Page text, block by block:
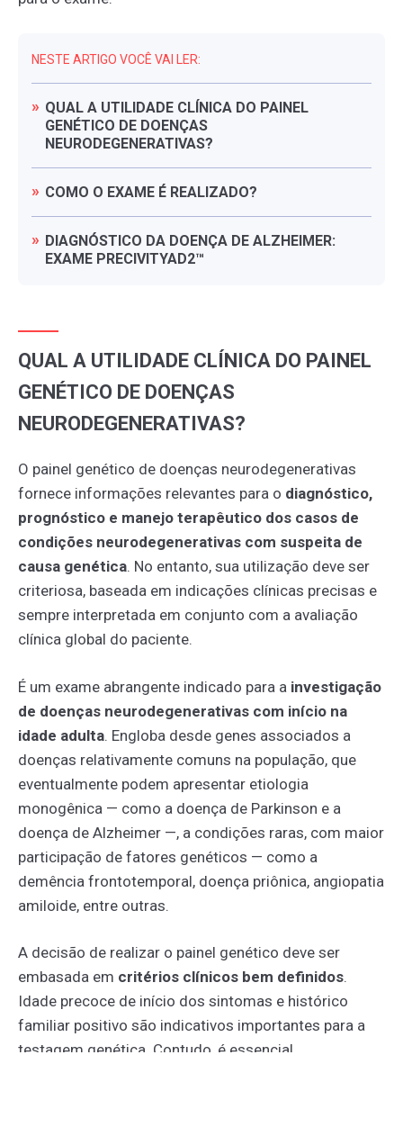
NESTE ARTIGO VOCÊ VAI LER:
QUAL A UTILIDADE CLÍNICA DO PAINEL
GENÉTICO DE DOENÇAS
NEURODEGENERATIVAS?
COMO O EXAME É REALIZADO?
DIAGNÓSTICO DA DOENÇA DE ALZHEIMER:
EXAME PRECIVITYAD2™
QUAL A UTILIDADE CLÍNICA DO PAINEL
GENÉTICO DE DOENÇAS
NEURODEGENERATIVAS?
O painel genético de doenças neurodegenerativas
fornece informações relevantes para o diagnóstico,
prognóstico e manejo terapêutico dos casos de
condições neurodegenerativas com suspeita de
causa genética. No entanto, sua utilização deve ser
criteriosa, baseada em indicações clínicas precisas e
sempre interpretada em conjunto com a avaliação
clínica global do paciente.
É um exame abrangente indicado para a investigação
de doenças neurodegenerativas com início na
idade adulta. Engloba desde genes associados a
doenças relativamente comuns na população, que
eventualmente podem apresentar etiologia
monogênica — como a doença de Parkinson e a
doença de Alzheimer —, a condições raras, com maior
participação de fatores genéticos — como a
demência frontotemporal, doença priônica, angiopatia
amiloide, entre outras.
A decisão de realizar o painel genético deve ser
embasada em critérios clínicos bem definidos.
Idade precoce de início dos sintomas e histórico
familiar positivo são indicativos importantes para a
testagem genética. Contudo, é essencial